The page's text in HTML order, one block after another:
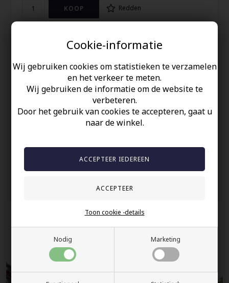
Cookie-informatie
Wij gebruiken cookies om statistieken te verzamelen
en het verkeer te meten.
Wij gebruiken de informatie om de website te
verbeteren.
Door het gebruik van cookies te accepteren, gaat u
naar de winkel.
Nodig Marketing
Toon cookie -details
Redden
Uw veiligheid
100% nikkelvrij sieraden
Snelle bezorging
Anderen gekocht hebben ook